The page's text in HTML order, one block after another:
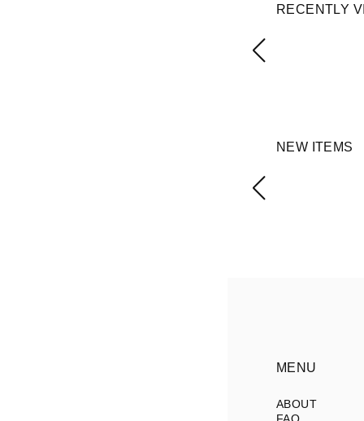
RECENTLY
NEW ITEMS
MENU
ABOUT